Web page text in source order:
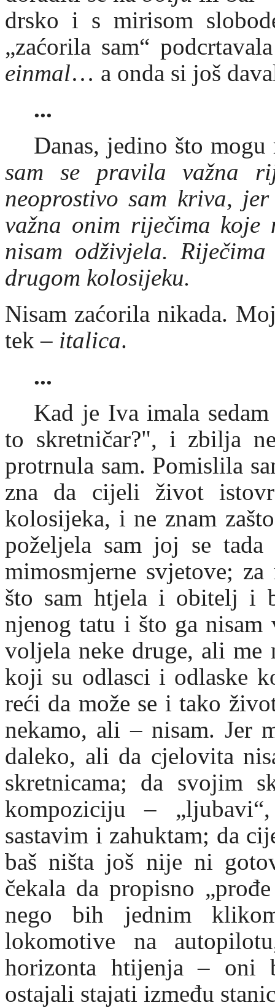
drsko i s mirisom
„zaćorila sam“
einmal… a onda si još
...
Danas, jedino što
sam se pravila važna
neoprostivo sam kriva,
važna onim riječima koje
nisam odživjela.
drugom kolosijeku.
Nisam zaćorila nikada.
tek – italica.
...
Kad je Iva imala
to skretničar?", i zbilja
protrnula sam. Pomislila
zna da cijeli život
kolosijeka, i ne znam
poželjela sam joj se
mimosmjerne svjetove;
što sam htjela i obitelj i
njenog tatu i što ga
voljela neke druge, ali
koji su odlasci i odlaske
reći da može se i tako
nekamo, ali – nisam. Jer
daleko, ali da cjelovita
skretnicama; da svojim
kompoziciju –
sastavim i zahuktam; da
baš ništa još nije ni
čekala da propisno
nego bih jednim
lokomotive na
horizonta htijenja – oni
ostajali stajati između